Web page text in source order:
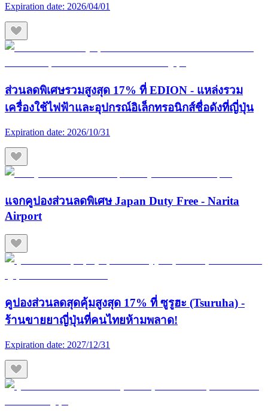
Expiration date: 2026/04/01
ส่วนลดพิเศษรวมสูงสุด 17% ที่ EDION - แหล่งรวม
เครื่องใช้ไฟฟ้าและอุปกรณ์อิเล็กทรอนิกส์ชื่อดังที่ญี่ปุ่น
Expiration date: 2026/10/31
แจกคูปองส่วนลดพิเศษ Japan Duty Free - Narita
Airport
คูปองส่วนลดสุดคุ้มสูงสุด 17% ที่ ซูรูฮะ (Tsuruha) -
ร้านขายยาญี่ปุ่นที่คนไทยห้ามพลาด!
Expiration date: 2027/12/31